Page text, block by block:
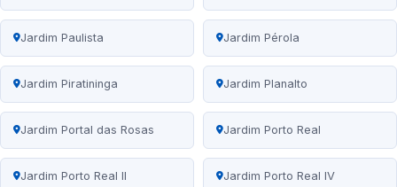
Jardim Paulista Jardim Pérola
Jardim Piratininga Jardim Planalto
Jardim Portal das Rosas Jardim Porto Real
Jardim Porto Real II Jardim Porto Real IV